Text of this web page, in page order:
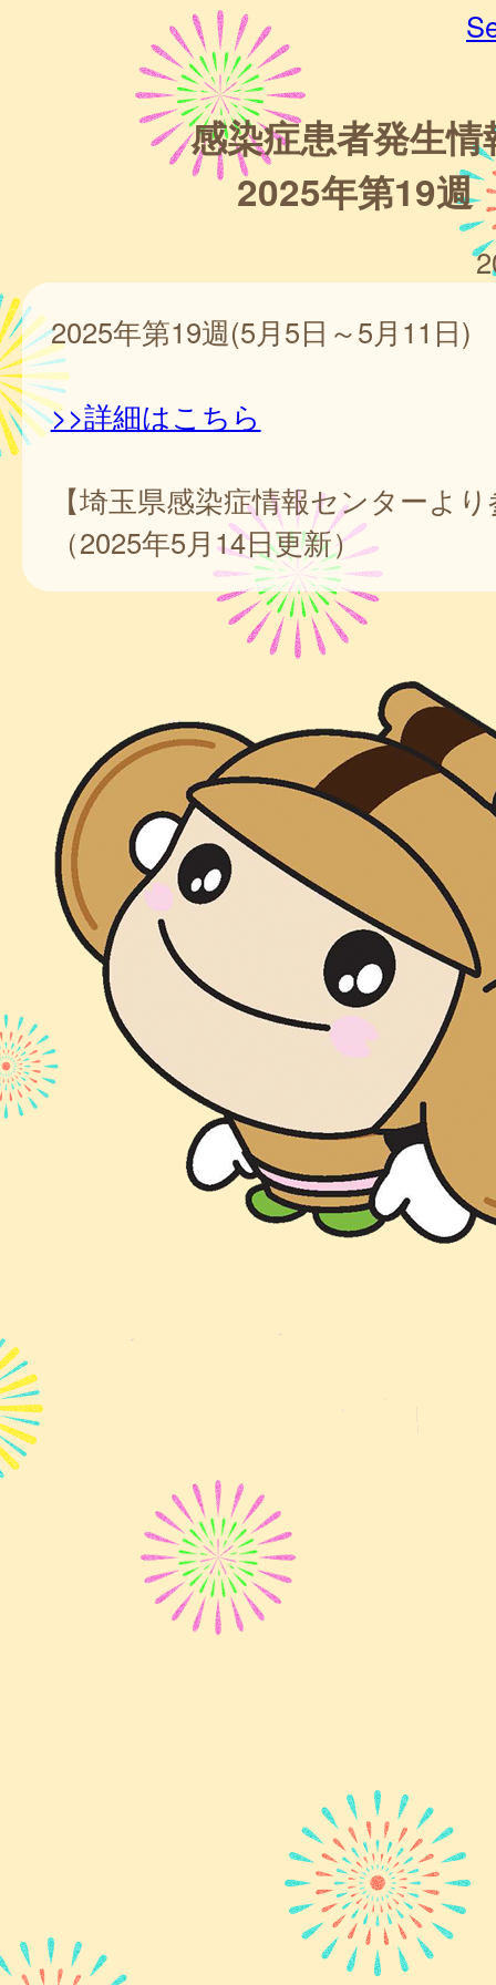
感染症患者発生情
2025年第19週
2025年第19週(5月5日～5月11日)
>>詳細はこちら
【埼玉県感染症情報センターよ
（2025年5月14日更新）